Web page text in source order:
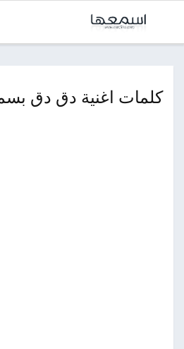
كلمات اغنية دق دق